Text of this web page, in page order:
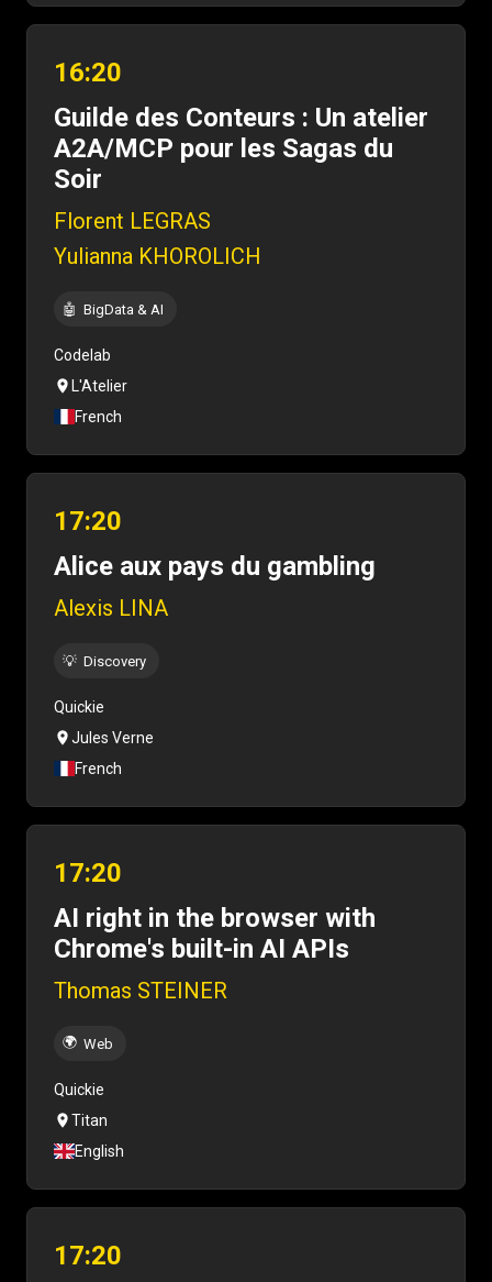
16:20
Guilde des Conteurs : Un atelier
A2A/MCP pour les Sagas du
Soir
Florent LEGRAS
Yulianna KHOROLICH
🤖 BigData & AI
Codelab
L'Atelier
French
17:20
Alice aux pays du gambling
Alexis LINA
💡 Discovery
Quickie
Jules Verne
French
17:20
AI right in the browser with
Chrome's built-in AI APIs
Thomas STEINER
🌍 Web
Quickie
Titan
English
17:20